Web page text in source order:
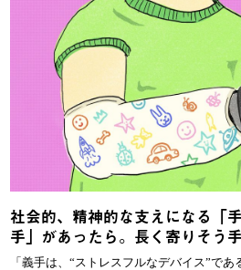
社会的、精神的な支えになる「
手」があったら。長く寄りそう
「義手は、“ストレスフルなデバイス”であ